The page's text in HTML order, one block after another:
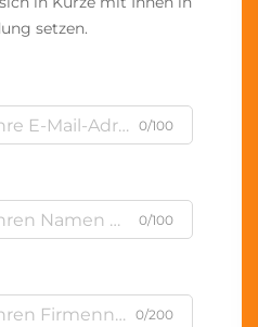
setzen.
0/100
0/100
0/200